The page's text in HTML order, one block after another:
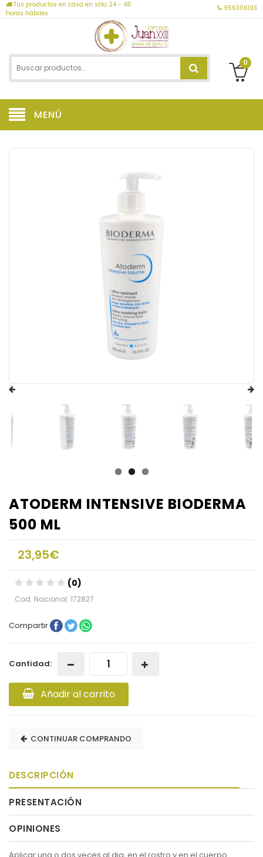
Tus productos en casa en sólo 24 - 48
horas hábiles
956306193
0
MENÚ
ATODERM INTENSIVE BIODERMA
500 ML
23,95€
(0)
Cod. Nacional: 172827
Compartir
Cantidad:
Añadir al carrito
CONTINUAR COMPRANDO
DESCRIPCIÓN
PRESENTACIÓN
OPINIONES